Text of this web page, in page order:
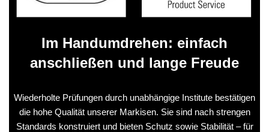
Im Handumdrehen: einfach
anschließen und lange Freude
Wiederholte Prüfungen durch unabhängige Institute bestätigen
die hohe Qualität unserer Markisen. Sie sind nach strengen
Standards konstruiert und bieten Schutz sowie Stabilität – für